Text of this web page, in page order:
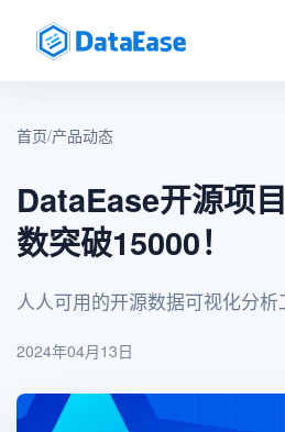
首页/产品动态
DataEase开源项
数突破15000！
人人可用的开源数据可视化分析
2024年04月13日